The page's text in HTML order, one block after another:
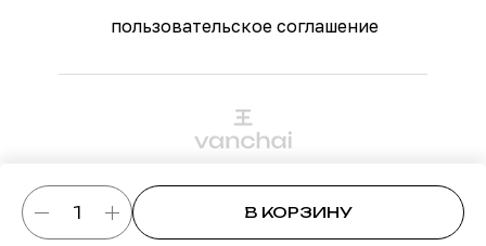
В КОРЗИНУ
сайт создан студиейquins
© 2024 vanchai — магазин китайского чая
пользовательское соглашение